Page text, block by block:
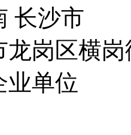
长沙市
龙岗区横
业单位